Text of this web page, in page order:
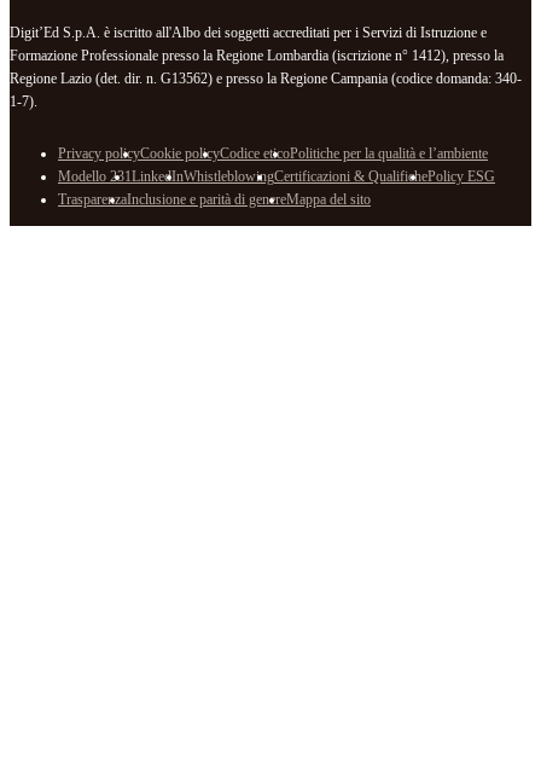
Digit’Ed S.p.A. è iscritto all'Albo dei soggetti accreditati per i Servizi di Istruzione e
Formazione Professionale presso la Regione Lombardia (iscrizione n° 1412), presso la
Regione Lazio (det. dir. n. G13562) e presso la Regione Campania (codice domanda: 340-
1-7).
Privacy policyCookie policyCodice eticoPolitiche per la qualità e l’ambiente
Modello 231LinkedInWhistleblowingCertificazioni & QualifichePolicy ESG
TrasparenzaInclusione e parità di genereMappa del sito